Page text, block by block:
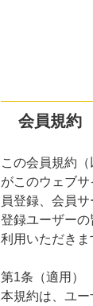
会員規約
この会員規約
がこのウェブ
員登録、会員
登録ユーザー
利用いただきま
第1条（適用）
本規約は、ユ